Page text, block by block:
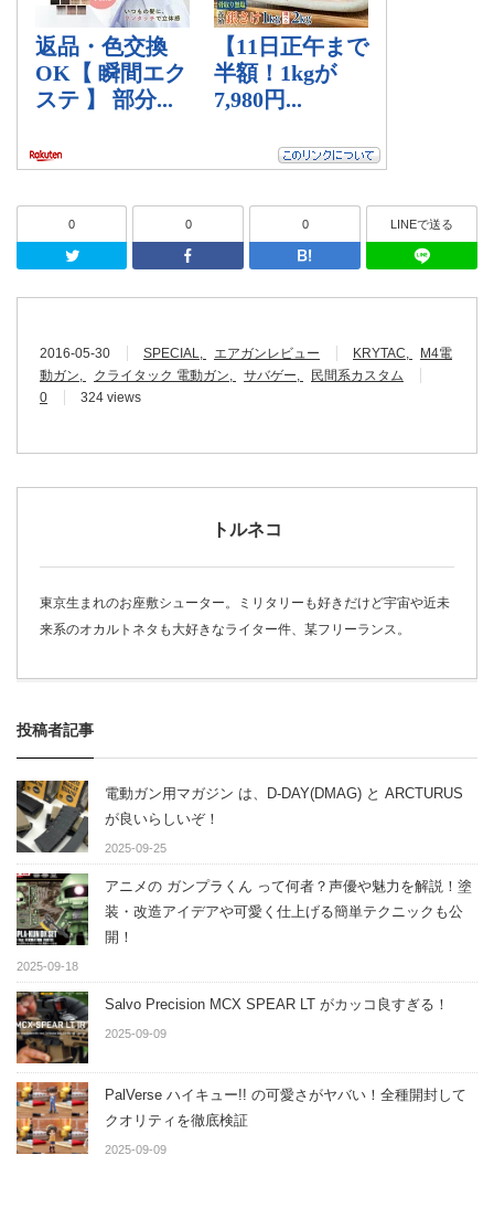
0
Twitter
0
Facebook
0
はてなブッ
LINEで送る
2016-05-30 SPECIAL エアガンレビュー KRYTAC
M4電
動ガン
クライタック 電動ガン サバゲー
民間系カスタム
0
324 views
トルネコ
東京生まれのお座敷シューター。ミリタリーも好きだけど宇宙や近未
来系のオカルトネタも大好きなライター件、某フリーランス。
投稿者記事
電動ガン用マガジン は、D-DAY(DMAG) と ARCTURUS
が良いらしいぞ！
2025-09-25
アニメの ガンプラくん って何者？声優や魅力を解説！塗
装・改造アイデアや可愛く仕上げる簡単テクニックも公
開！
2025-09-18
Salvo Precision MCX SPEAR LT がカッコ良すぎる！
2025-09-09
PalVerse ハイキュー!! の可愛さがヤバい！全種開封して
クオリティを徹底検証
2025-09-09